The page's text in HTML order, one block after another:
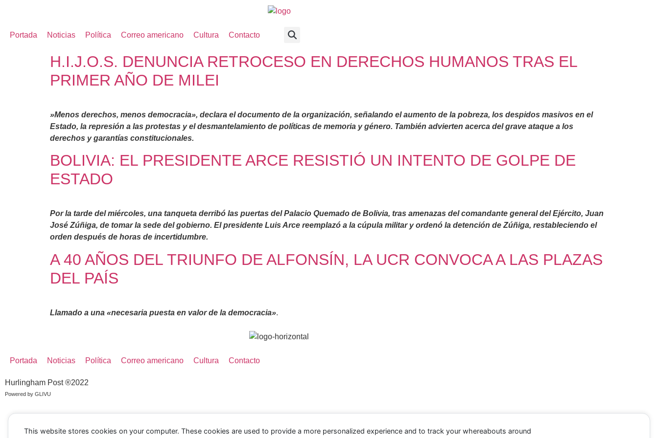
Portada Noticias Política Correo americano Cultura Contacto
H.I.J.O.S. DENUNCIA RETROCESO EN DERECHOS HUMANOS TRAS EL
PRIMER AÑO DE MILEI
»Menos derechos, menos democracia», declara el documento de la organización, señalando el aumento de la pobreza, los despidos masivos en el
Estado, la represión a las protestas y el desmantelamiento de políticas de memoria y género. También advierten acerca del grave ataque a los
derechos y garantías constitucionales.
BOLIVIA: EL PRESIDENTE ARCE RESISTIÓ UN INTENTO DE GOLPE DE
ESTADO
Por la tarde del miércoles, una tanqueta derribó las puertas del Palacio Quemado de Bolivia, tras amenazas del comandante general del Ejército, Juan
José Zúñiga, de tomar la sede del gobierno. El presidente Luis Arce reemplazó a la cúpula militar y ordenó la detención de Zúñiga, restableciendo el
orden después de horas de incertidumbre.
A 40 AÑOS DEL TRIUNFO DE ALFONSÍN, LA UCR CONVOCA A LAS PLAZAS
DEL PAÍS
Llamado a una «necesaria puesta en valor de la democracia».
Portada Noticias Política Correo americano Cultura Contacto
Hurlingham Post ®2022
Powered by GLIVU
This website stores cookies on your computer. These cookies are used to provide a more personalized experience and to track your whereabouts around